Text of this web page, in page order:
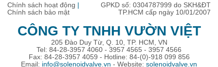
Chính sách hoạt động |
Chính sách bảo mật
GPKD số: 0304787999 do SKH&ĐT
TP.HCM cấp ngày 10/01/2007
CÔNG TY TNHH VƯỜN VIỆT
205 Đào Duy Từ, Q. 10, TP. HCM, VN
Tel: 84-28-3957 4060 - 3957 4565 - 3957 4566
Fax: 84-28-3957 4059 - Hotline: 84-(0)-918 099 856
Email: info@solenoidvalve.vn - Website: solenoidvalve.vn